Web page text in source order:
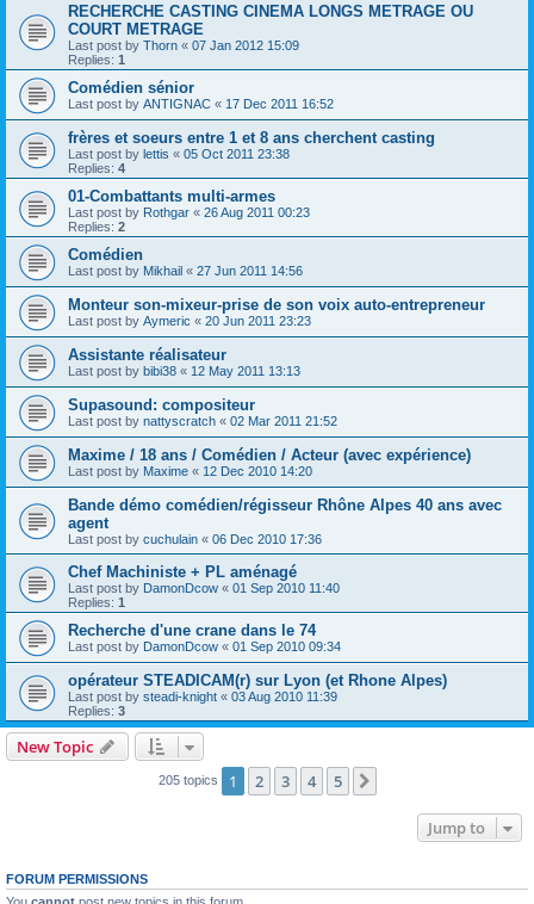
RECHERCHE CASTING CINEMA LONGS METRAGE OU
COURT METRAGE
Last post by Thorn « 07 Jan 2012 15:09
Replies: 1
Comédien sénior
Last post by ANTIGNAC « 17 Dec 2011 16:52
frères et soeurs entre 1 et 8 ans cherchent casting
Last post by lettis « 05 Oct 2011 23:38
Replies: 4
01-Combattants multi-armes
Last post by Rothgar « 26 Aug 2011 00:23
Replies: 2
Comédien
Last post by Mikhail « 27 Jun 2011 14:56
Monteur son-mixeur-prise de son voix auto-entrepreneur
Last post by Aymeric « 20 Jun 2011 23:23
Assistante réalisateur
Last post by bibi38 « 12 May 2011 13:13
Supasound: compositeur
Last post by nattyscratch « 02 Mar 2011 21:52
Maxime / 18 ans / Comédien / Acteur (avec expérience)
Last post by Maxime « 12 Dec 2010 14:20
Bande démo comédien/régisseur Rhône Alpes 40 ans avec
agent
Last post by cuchulain « 06 Dec 2010 17:36
Chef Machiniste + PL aménagé
Last post by DamonDcow « 01 Sep 2010 11:40
Replies: 1
Recherche d'une crane dans le 74
Last post by DamonDcow « 01 Sep 2010 09:34
opérateur STEADICAM(r) sur Lyon (et Rhone Alpes)
Last post by steadi-knight « 03 Aug 2010 11:39
Replies: 3
New Topic
205 topics 1 2 3 4 5
Jump to
FORUM PERMISSIONS
You cannot post new topics in this forum